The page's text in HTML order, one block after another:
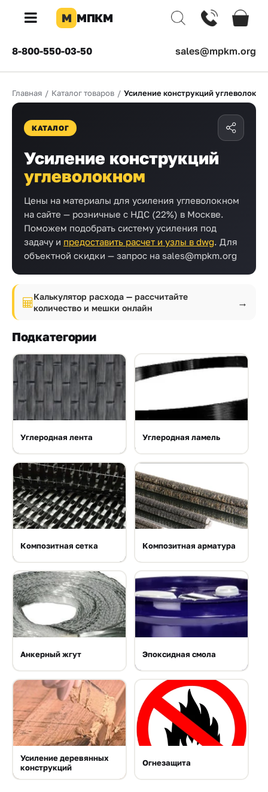
×
КОМПАНИЯ
компании
Доставка
Оплата
Каталог
товаров
Бренды
Прайс-
лист
Проектировщикам
Калькуляторы
Контакты
8
550-
03-
50
sales@mpkm.org
М МПКМ
8-800-550-03-50 sales@mpkm.org
Главная / Каталог товаров / Усиление конструкций
КАТАЛОГ
Усиление конструкций
углеволокном
Цены на материалы для усиления углеволокном
на сайте — розничные с НДС (22%) в Москве.
Поможем подобрать систему усиления под
задачу и предоставить расчет и узлы в dwg. Для
объектной скидки — запрос на sales@mpkm.org
Калькулятор расхода — рассчитайте
количество и мешки онлайн
→
Подкатегории
Углеродная лента Углеродная ламель
Композитная сетка Композитная арматура
Анкерный жгут Эпоксидная смола
Усиление деревянных
конструкций
Огнезащита